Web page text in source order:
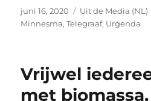
Geplaatst
op
juni 16, 2020 Categorieën
Uit de Media (NL)
Minnesma,Telegraaf, Urgenda
Vrijwel
met